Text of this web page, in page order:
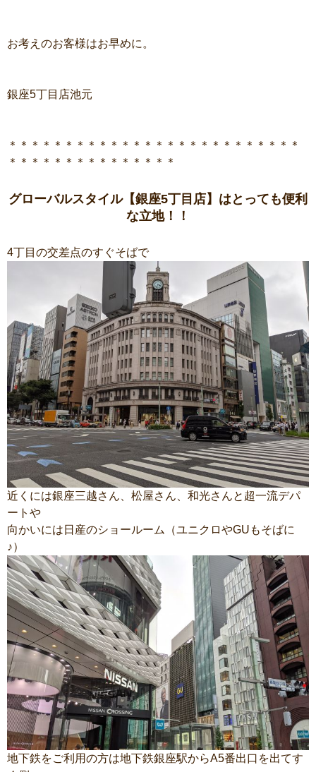
お考えのお客様はお早めに。
銀座5丁目店池元
＊＊＊＊＊＊＊＊＊＊＊＊＊＊＊＊＊＊＊＊＊＊＊＊＊＊
＊＊＊＊＊＊＊＊＊＊＊＊＊＊＊
グローバルスタイル【銀座5丁目店】はとっても便利
な立地！！
4丁目の交差点のすぐそばで
近くには銀座三越さん、松屋さん、和光さんと超一流デパ
ートや
向かいには日産のショールーム（ユニクロやGUもそばに
♪）
地下鉄をご利用の方は地下鉄銀座駅からA5番出口を出てす